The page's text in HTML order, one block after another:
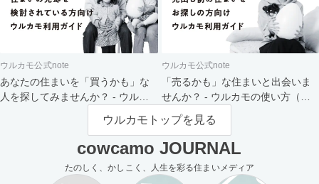
ウルカモ公式note
あなたの住まいを「買うかも」な
人を探してみませんか？ - ウルカ
ウルカモ公式note
「売るかも」な住まいと出会いま
せんか？ - ウルカモの使い方（買
主さま向け）
ウルカモトップを見る
cowcamo JOURNAL
たのしく、かしこく、人生を彩る住まいメディア